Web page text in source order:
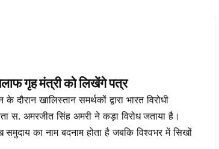
गृह मंत्री को लिखेंगे पत्र
खालिस्तान समर्थकों द्वारा भारत विरोधी
स. अमरजीत सिंह अमरी ने कड़ा विरोध जताया है।
का नाम बदनाम होता है जबकि विश्वभर में सिखों